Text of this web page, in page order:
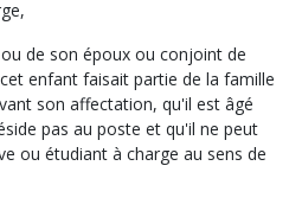
de son époux ou conjoint de
enfant faisait partie de la famille
son affectation, qu'il est âgé
pas au poste et qu'il ne peut
ou étudiant à charge au sens de